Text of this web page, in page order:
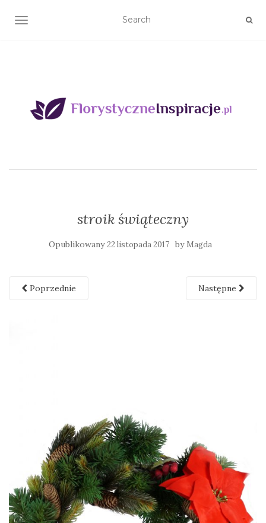
TOGGLE NAVIGATION
stroik świąteczny
Opublikowany22 listopada 2017 by Magda
Poprzednie Następne